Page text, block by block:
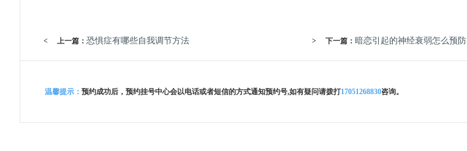
< 上一篇： 恐惧症有哪些自我调节方法 > 下一篇： 暗恋引起的神经衰弱怎么预防
温馨提示： 预约成功后，预约挂号中心会以电话或者短信的方式通知预约号,如有疑问请拨打17051268830咨询。